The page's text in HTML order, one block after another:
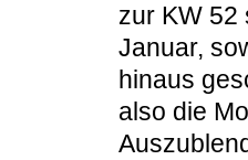
zur KW 52
Januar,
hinaus
also die